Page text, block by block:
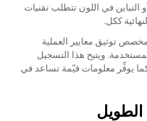
التباين في اللون تتطلب تقنيات
ككل.
توثيق معايير العملية
ويتيح هذا التسجيل
يوفِّر معلومات قيّمة تساعد في
الطويل